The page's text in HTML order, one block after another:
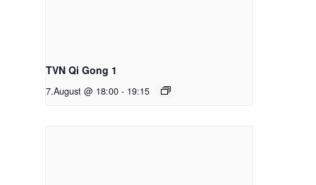
TVN Qi Gong 1
7.August @ 18:00 - 19:15